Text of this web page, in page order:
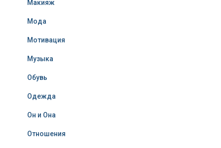
Макияж
Мода
Мотивация
Музыка
Обувь
Одежда
Он и Она
Отношения